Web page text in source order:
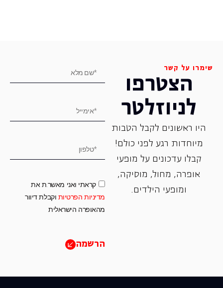
שימרו על קשר
הצטרפו
לניוזלטר
היו ראשונים לקבל הטבות
מיוחדות רגע לפני כולם!
קבלו עדכונים על מופעי
אופרה, ‏מחול, ‏מוסיקה,
ומופעי הילדים.
קראתי ואני מאשר.ת את
מדיניות הפרטיות וקבלת דיוור
מהאופרה הישראלית
הרשמה